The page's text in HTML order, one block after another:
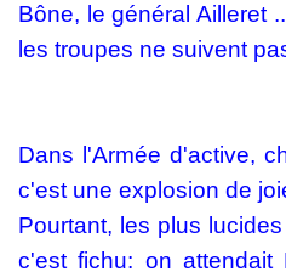
Bône, le général Ailleret
les troupes ne suivent
Dans l'Armée d'active,
c'est une explosion de
Pourtant, les plus lucides
c'est fichu: on attendait